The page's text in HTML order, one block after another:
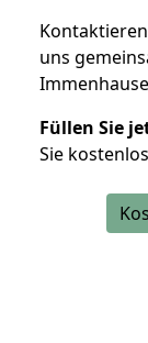
uns
Füllen Sie
Sie